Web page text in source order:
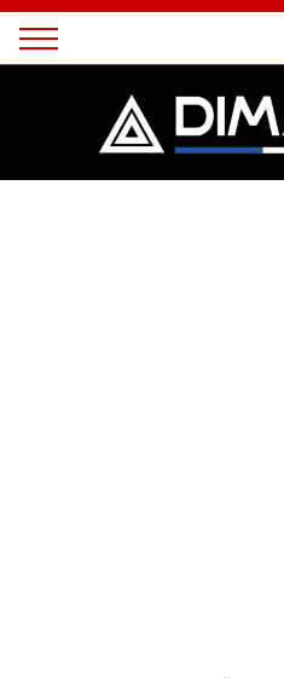
Magazine
Panneau de gestion des cookies